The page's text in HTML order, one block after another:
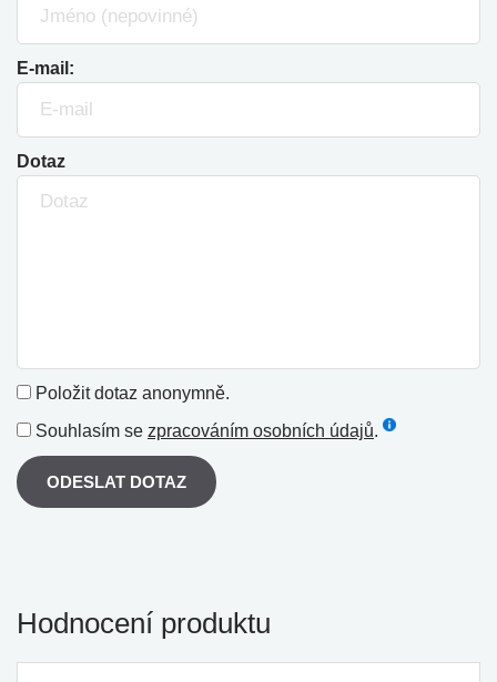
E-mail:
Dotaz
Položit dotaz anonymně.
Souhlasím se zpracováním osobních údajů.
ODESLAT DOTAZ
Hodnocení produktu